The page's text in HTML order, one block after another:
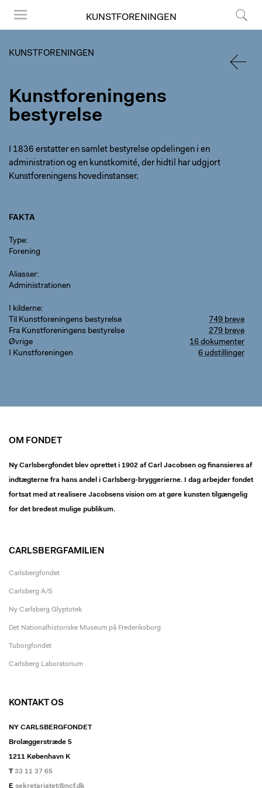
KUNSTFORENINGEN
KUNSTFORENINGEN
Kunstforeningens
bestyrelse
I 1836 erstatter en samlet bestyrelse opdelingen i en
administration og en kunstkomité, der hidtil har udgjort
Kunstforeningens hovedinstanser.
FAKTA
Type
Forening
Aliasser
Administrationen
I kilderne
Til Kunstforeningens bestyrelse
749 breve
Fra Kunstforeningens bestyrelse
279 breve
Øvrige
16 dokumenter
I Kunstforeningen
6 udstillinger
OM FONDET
Ny Carlsbergfondet blev oprettet i 1902 af Carl Jacobsen og finansieres af
indtægterne fra hans andel i Carlsberg-bryggerierne. I dag arbejder fondet
fortsat med at realisere Jacobsens vision om at gøre kunsten tilgængelig
for det bredest mulige publikum.
CARLSBERGFAMILIEN
Carlsbergfondet
Carlsberg A/S
Ny Carlsberg Glyptotek
Det Nationalhistoriske Museum på Frederiksborg
Tuborgfondet
Carlsberg Laboratorium
KONTAKT OS
NY CARLSBERGFONDET
Brolæggerstræde 5
1211 København K
T33 11 37 65
E sekretariatet@ncf.dk